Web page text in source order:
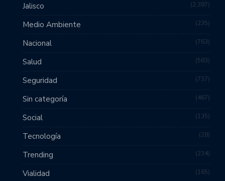
Jalisco 2,387
Medio Ambiente 235
Nacional 763
Salud 583
Seguridad 737
Sin categoría 467
Social 135
Tecnología 28
Trending 234
Vialidad 165